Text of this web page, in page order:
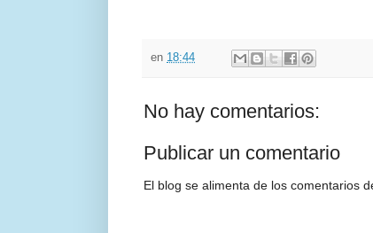
en 18:44
No hay comentarios:
Publicar un comentario
El blog se alimenta de los comentarios